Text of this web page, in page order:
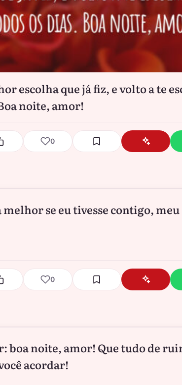
escolha que já fiz, e volto a te
noite, amor!
0
se eu tivesse contigo,
0
boa noite, amor! Que tudo de
acordar!